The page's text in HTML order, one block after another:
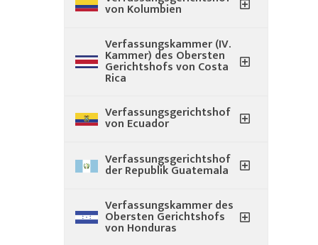
von Kolumbien
Verfassungskammer (IV.
Kammer) des Obersten
Gerichtshofs von Costa
Rica
Verfassungsgerichtshof
von Ecuador
Verfassungsgerichtshof
der Republik Guatemala
Verfassungskammer des
Obersten Gerichtshofs
von Honduras